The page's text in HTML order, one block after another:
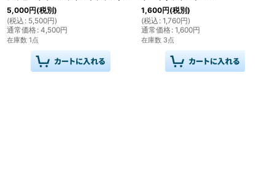
5,000円(税別)
(税込 : 5,500円)
通常価格: 4,500円
在庫数 1点
1,600円(税別)
(税込 : 1,760円)
通常価格: 1,600円
在庫数 3点